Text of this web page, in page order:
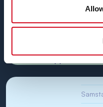
USt.-IdNr./St-IdNr.: IT01968710994
Eindeutiger Code: WY7PJ6K
Whatsapp